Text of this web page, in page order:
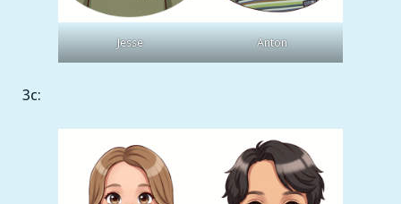
Jesse Anton
3c: